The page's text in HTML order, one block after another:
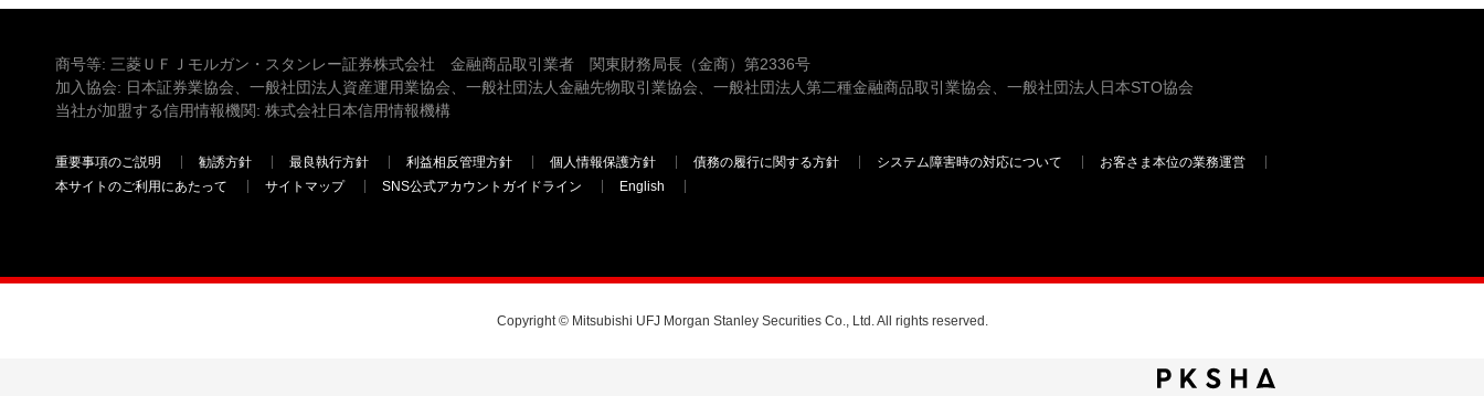
商号等: 三菱ＵＦＪモルガン・スタンレー証券株式会社 金融商品取引業者 関東財務局長（金商）第2336号
加入協会: 日本証券業協会、一般社団法人資産運用業協会、一般社団法人金融先物取引業協会、一般社団法人第二種金融商品取引業協会、一般社団法人日本STO協会
当社が加盟する信用情報機関: 株式会社日本信用情報機構
重要事項のご説明 勧誘方針 最良執行方針 利益相反管理方針 個人情報保護方針 債務の履行に関する方針 システム障害時の対応について
お客さま本位の業務運営
本サイトのご利用にあたって
サイトマップ SNS公式アカウントガイドライン English
Copyright © Mitsubishi UFJ Morgan Stanley Securities Co., Ltd. All rights reserved.